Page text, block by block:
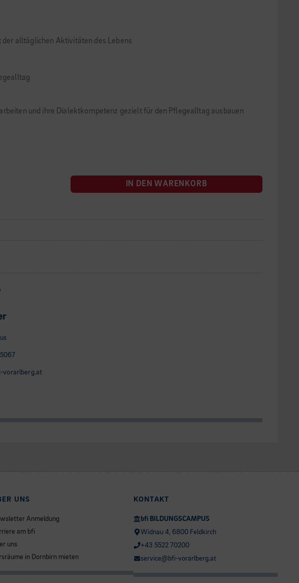
alltäglichen Aktivitäten des Lebens
und ihre Dialektkompetenz gezielt für den Pflegealltag ausbauen
IN DEN WARENKORB
vorarlberg.at
UNS
Anmeldung
am bfi
uns
in Dornbirn mieten
KONTAKT
bfi BILDUNGSCAMPUS
Widnau 4, 6800 Feldkirch
+43 5522 70200
service@bfi-vorarlberg.at